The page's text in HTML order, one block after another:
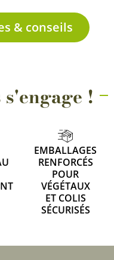
& conseils
!
EMBALLAGES
RENFORCÉS
POUR
VÉGÉTAUX
ET COLIS
SÉCURISÉS